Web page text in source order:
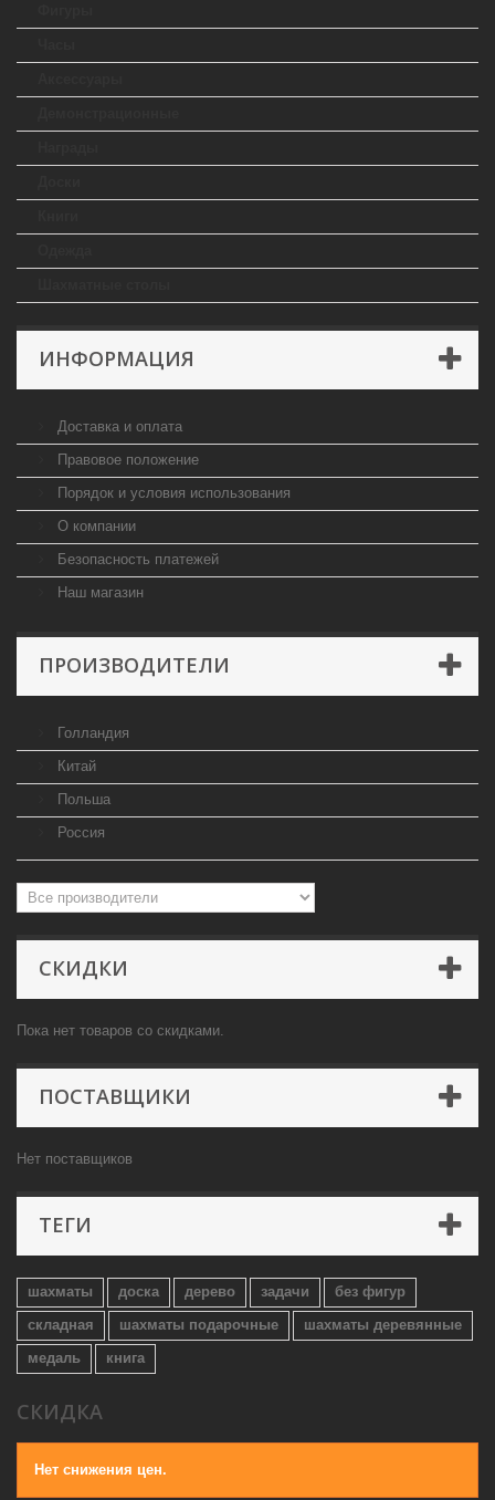
ИНФОРМАЦИЯ
Доставка и оплата
Правовое положение
Порядок и условия использования
О компании
Безопасность платежей
Наш магазин
ПРОИЗВОДИТЕЛИ
Голландия
Китай
Польша
Россия
СКИДКИ
Пока нет товаров со скидками.
ПОСТАВЩИКИ
Нет поставщиков
ТЕГИ
шахматы доска дерево задачи
без фигур
складная
шахматы подарочные
шахматы деревянные
медаль
книга
СКИДКА
Нет снижения цен.